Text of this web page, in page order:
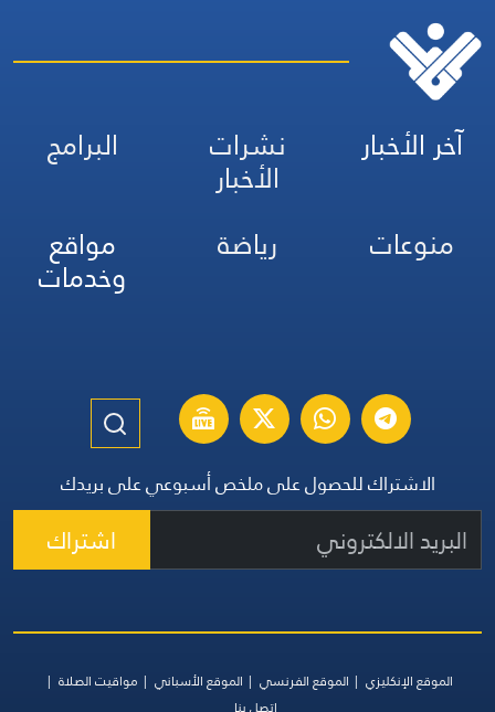
آخر الأخبار نشرات
الأخبار
البرامج
منوعات
رياضة مواقع
وخدمات
الاشتراك للحصول على ملخص أسبوعي على بريدك
اشتراك
الموقع الإنكليزي الموقع الفرنسي الموقع الأسباني
مواقيت الصلاة